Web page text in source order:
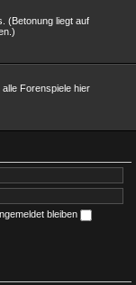
(Betonung liegt auf
Forenspiele hier
bleiben